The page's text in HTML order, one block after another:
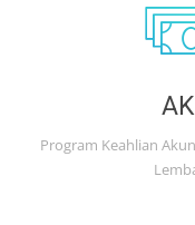
Program Keahlian